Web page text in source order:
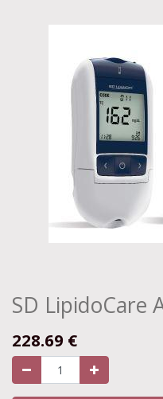
SD LipidoCare
228.69 €